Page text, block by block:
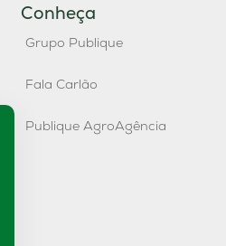
Conheça
Grupo Publique
Fala Carlão
Publique AgroAgência